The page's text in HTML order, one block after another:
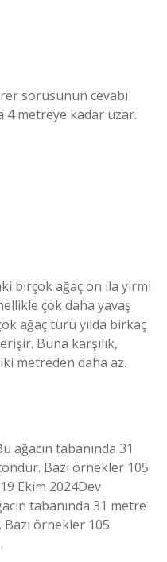
sorusunun cevabı
4 metreye kadar uzar.
birçok ağaç on ila yirmi
çok daha yavaş
ağaç türü yılda birkaç
Buna karşılık,
metreden daha az.
ağacın tabanında 31
Bazı örnekler 105
Ekim 2024Dev
tabanında 31 metre
örnekler 105